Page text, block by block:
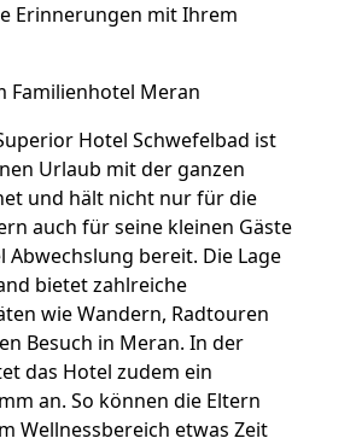
Erinnerungen mit Ihrem
Familienhotel Meran
Hotel Schwefelbad ist
Urlaub mit der ganzen
und hält nicht nur für die
auch für seine kleinen Gäste
Abwechslung bereit. Die Lage
bietet zahlreiche
wie Wandern, Radtouren
Besuch in Meran. In der
das Hotel zudem ein
an. So können die Eltern
Wellnessbereich etwas Zeit